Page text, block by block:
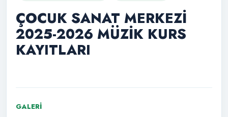
ÇOCUK SANAT MERKEZİ
2025-2026 MÜZİK KURS
KAYITLARI
GALERI